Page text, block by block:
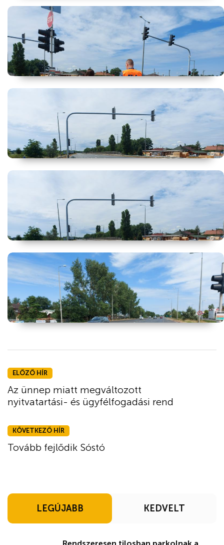
ELŐZŐ HÍR
Az ünnep miatt megváltozott
nyitvatartási- és ügyfélfogadási rend
KÖVETKEZŐ HÍR
Tovább fejlődik Sóstó
LEGÚJABB KEDVELT